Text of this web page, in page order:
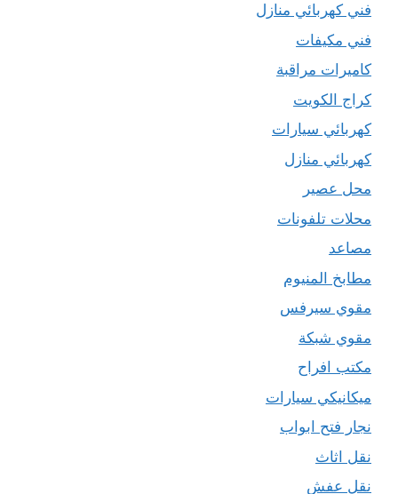
فني كهربائي منازل
فني مكيفات
كاميرات مراقبة
كراج الكويت
كهربائي سيارات
كهربائي منازل
محل عصير
محلات تلفونات
مصاعد
مطابخ المنيوم
مقوي سيرفس
مقوي شبكة
مكتب افراح
ميكانيكي سيارات
نجار فتح ابواب
نقل اثاث
نقل عفش